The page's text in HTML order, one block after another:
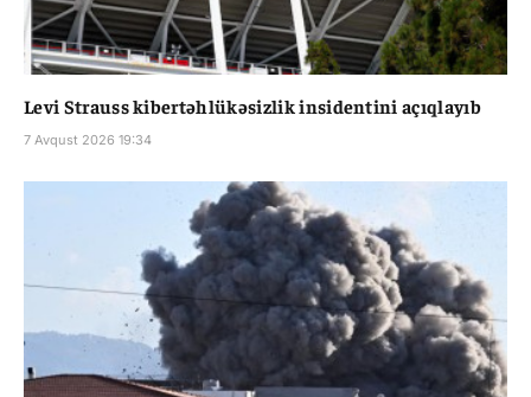
Levi Strauss kibertəhlükəsizlik insidentini açıqlayıb
7 Avqust 2026 19:34